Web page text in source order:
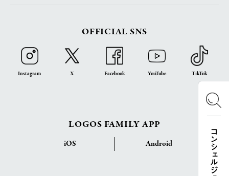
コンシェルジュ検索
OFFICIAL SNS
Instagram X Facebook YouTube TikTok
LOGOS FAMILY APP
iOS Android